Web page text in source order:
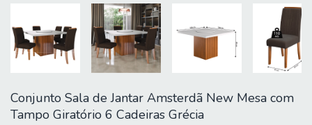
Conjunto Sala de Jantar Amsterdã New Mesa com
Tampo Giratório 6 Cadeiras Grécia